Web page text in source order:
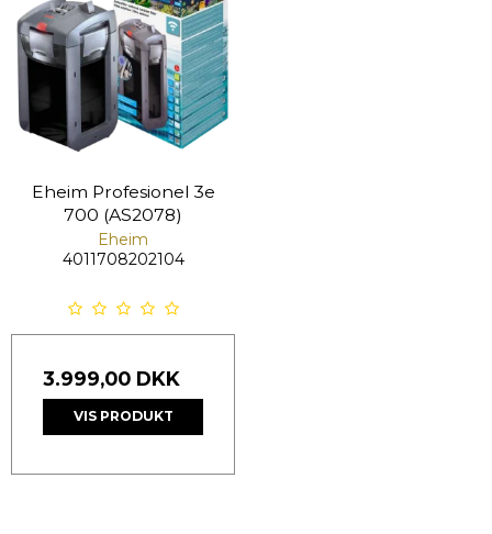
Eheim Profesionel 3e
700 (AS2078)
Eheim
4011708202104
3.999,00 DKK
VIS PRODUKT